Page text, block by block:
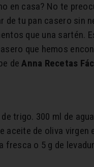
en casa? No te
de tu pan casero sin
que una sartén.
que hemos
deAnna Recetas
trigo. 300 ml de
aceite de oliva virgen
fresca o 5 g de